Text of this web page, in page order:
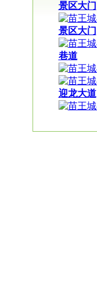
景区大门
景区大门
巷道
迎龙大道